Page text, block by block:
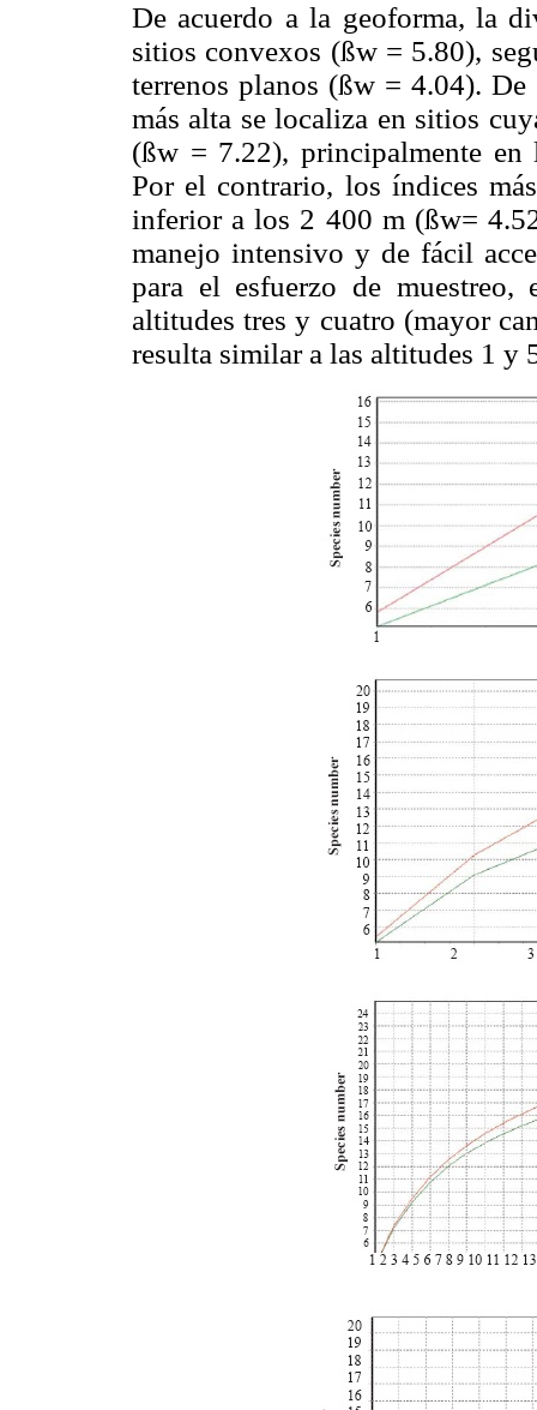
De acuerdo a la geoforma, la
sitios convexos (ßw = 5.80),
terrenos planos (ßw = 4.04).
más alta se localiza en sitios
(ßw = 7.22), principalmente en
Por el contrario, los índices
inferior a los 2 400 m (ßw=
manejo intensivo y de fácil
para el esfuerzo de
altitudes tres y cuatro (mayor
resulta similar a las altitudes 1 y